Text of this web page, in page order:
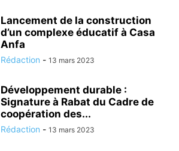
Lancement de la construction
d’un complexe éducatif à Casa
Anfa
Rédaction - 13 mars 2023
Développement durable :
Signature à Rabat du Cadre de
coopération des...
Rédaction - 13 mars 2023